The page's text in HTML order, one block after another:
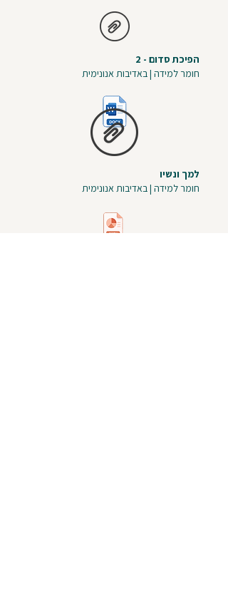
הפיכת סדום - 2
חומר למידה | באדיבות אנונימית
למך ונשיו
חומר למידה | באדיבות אנונימית